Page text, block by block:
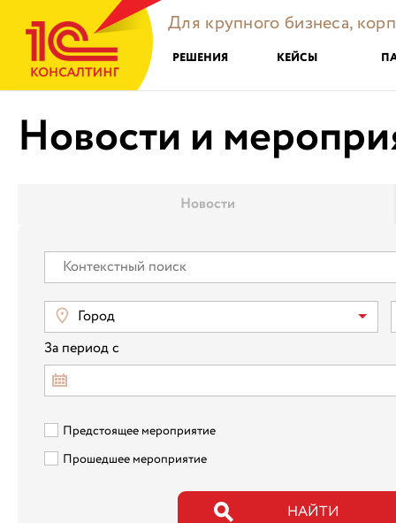
Для крупного бизнеса,
РЕШЕНИЯ КЕЙСЫ
Новости и
Новости
Город
За период с
Предстоящее мероприятие
Прошедшее мероприятие
НАЙТИ